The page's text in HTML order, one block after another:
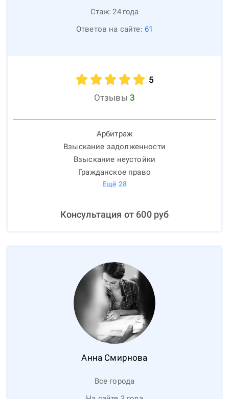
Стаж: 24 года
Ответов на сайте: 61
5
Отзывы 3
Арбитраж
Взыскание задолженности
Взыскание неустойки
Гражданское право
Ещё 28
Консультация от 600руб
Анна Смирнова
Все города